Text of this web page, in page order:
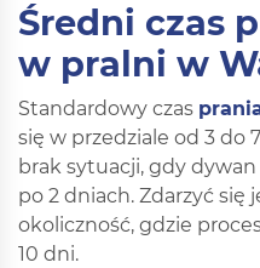
Średni czas
w pralni w
Standardowy czas
się w przedziale od 3 do
brak sytuacji, gdy
po 2 dniach. Zdarzyć się
okoliczność, gdzie
10 dni.